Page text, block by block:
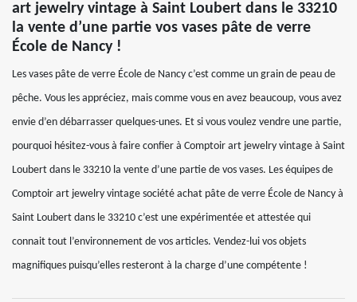
art jewelry vintage à Saint Loubert dans le 33210
la vente d’une partie vos vases pâte de verre
École de Nancy !
Les vases pâte de verre École de Nancy c’est comme un grain de peau de
pêche. Vous les appréciez, mais comme vous en avez beaucoup, vous avez
envie d’en débarrasser quelques-unes. Et si vous voulez vendre une partie,
pourquoi hésitez-vous à faire confier à Comptoir art jewelry vintage à Saint
Loubert dans le 33210 la vente d’une partie de vos vases. Les équipes de
Comptoir art jewelry vintage société achat pâte de verre École de Nancy à
Saint Loubert dans le 33210 c’est une expérimentée et attestée qui
connait tout l’environnement de vos articles. Vendez-lui vos objets
magnifiques puisqu’elles resteront à la charge d’une compétente !